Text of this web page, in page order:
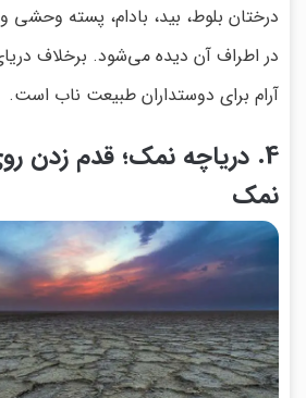
درختان بلوط، بید، بادام، پسته وحشی
در اطراف آن دیده می‌شود. برخلاف
آرام برای دوستداران طبیعت ناب است.
4. دریاچه نمک؛ قدم زدن
نمک